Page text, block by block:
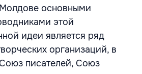
основными
этой
идеи является ряд
организаций, в
писателей, Союз